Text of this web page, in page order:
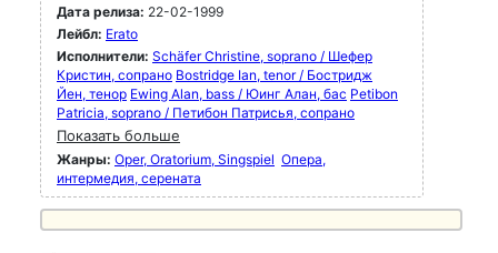
Дата релиза: 22-02-1999
Лейбл: Erato
Исполнители: Schäfer Christine, soprano / Шефер
Кристин, сопрано Bostridge Ian, tenor / Бостридж
Йен, тенор Ewing Alan, bass / Юинг Алан, бас Petibon
Patricia, soprano / Петибон Патрисья, сопрано
Показать больше
Жанры: Oper, Oratorium, Singspiel Опера,
интермедия, серената